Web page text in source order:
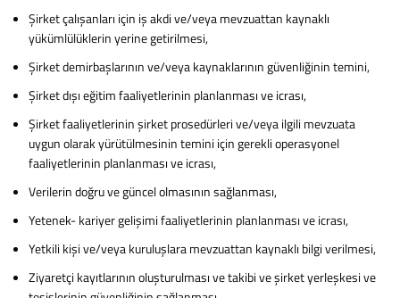
Şirket çalışanları için iş akdi ve/veya mevzuattan kaynaklı
yükümlülüklerin yerine getirilmesi,
Şirket demirbaşlarının ve/veya kaynaklarının güvenliğinin temini,
Şirket dışı eğitim faaliyetlerinin planlanması ve icrası,
Şirket faaliyetlerinin şirket prosedürleri ve/veya ilgili mevzuata
uygun olarak yürütülmesinin temini için gerekli operasyonel
faaliyetlerinin planlanması ve icrası,
Verilerin doğru ve güncel olmasının sağlanması,
Yetenek- kariyer gelişimi faaliyetlerinin planlanması ve icrası,
Yetkili kişi ve/veya kuruluşlara mevzuattan kaynaklı bilgi verilmesi,
Ziyaretçi kayıtlarının oluşturulması ve takibi ve şirket yerleşkesi ve